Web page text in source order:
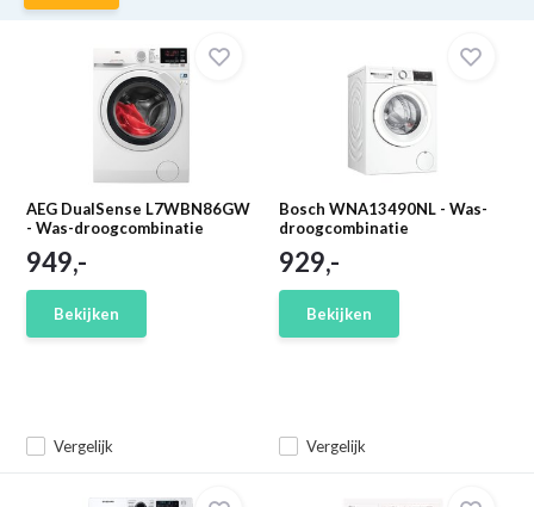
AEG DualSense L7WBN86GW
- Was-droogcombinatie
Vergelijk
949,-
Bekijken
Bosch WNA13490NL - Was-
droogcombinatie
Vergelijk
929,-
Bekijken